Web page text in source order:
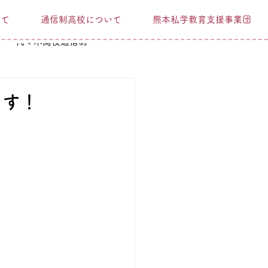
通信制高校について 熊本私学教育支援事業団
代々木高校通信制
！